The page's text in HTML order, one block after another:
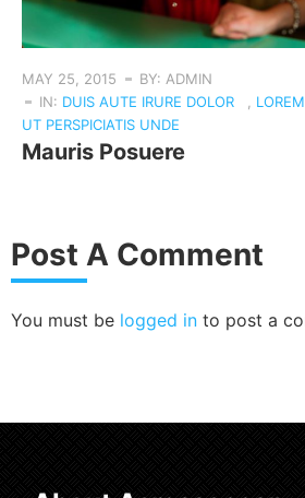
MAY 25, 2015
BY: ADMIN
IN: DUIS AUTE IRURE DOLOR ,
UT PERSPICIATIS UNDE
Mauris Posuere
Post A Comment
You must be logged in to post a